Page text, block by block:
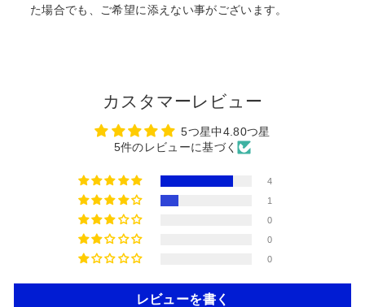
た場合でも、ご希望に添えない事がございます。
カスタマーレビュー
5つ星中4.80つ星
5件のレビューに基づく
4
1
0
0
0
レビューを書く